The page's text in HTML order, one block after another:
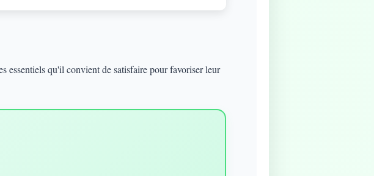
essentiels qu'il convient de satisfaire pour favoriser leur